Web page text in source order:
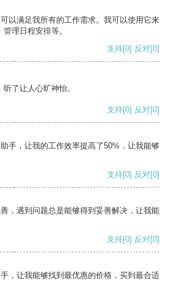
以满足我所有的工作需求。我可以使用它来
理日程安排等。
支持[0] 反对[0]
了让人心旷神怡。
支持[0] 反对[0]
手，让我的工作效率提高了50%，让我能够
支持[0] 反对[0]
，遇到问题总是能够得到妥善解决，让我能
支持[0] 反对[0]
，让我能够找到最优惠的价格，买到最合适